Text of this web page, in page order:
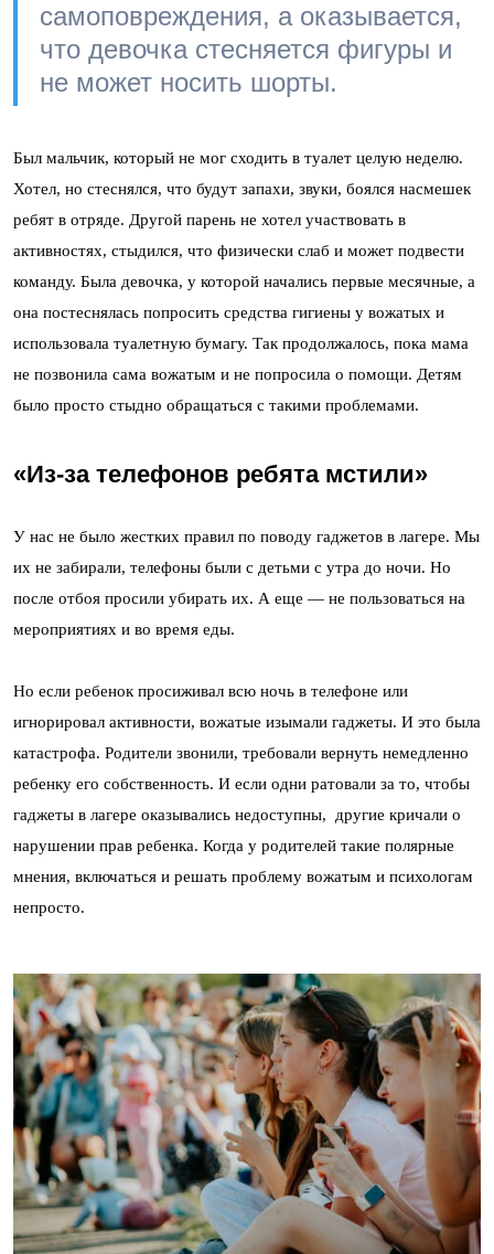
самоповреждения, а оказывается,
что девочка стесняется фигуры и
не может носить шорты.
Был мальчик, который не мог сходить в туалет целую неделю.
Хотел, но стеснялся, что будут запахи, звуки, боялся насмешек
ребят в отряде. Другой парень не хотел участвовать в
активностях, стыдился, что физически слаб и может подвести
команду. Была девочка, у которой начались первые месячные, а
она постеснялась попросить средства гигиены у вожатых и
использовала туалетную бумагу. Так продолжалось, пока мама
не позвонила сама вожатым и не попросила о помощи. Детям
было просто стыдно обращаться с такими проблемами.
«Из-за телефонов ребята мстили»
У нас не было жестких правил по поводу гаджетов в лагере. Мы
их не забирали, телефоны были с детьми с утра до ночи. Но
после отбоя просили убирать их. А еще — не пользоваться на
мероприятиях и во время еды.
Но если ребенок просиживал всю ночь в телефоне или
игнорировал активности, вожатые изымали гаджеты. И это была
катастрофа. Родители звонили, требовали вернуть немедленно
ребенку его собственность. И если одни ратовали за то, чтобы
гаджеты в лагере оказывались недоступны, другие кричали о
нарушении прав ребенка. Когда у родителей такие полярные
мнения, включаться и решать проблему вожатым и психологам
непросто.